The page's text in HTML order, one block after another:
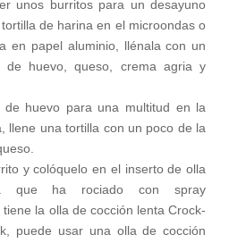
unos burritos para un desayuno
de harina en el microondas o
en papel aluminio, llénala con un
de huevo, queso, crema agria y
de huevo para una multitud en la
llene una tortilla con un poco de la
y colóquelo en el inserto de olla
que ha rociado con spray
la olla de cocción lenta Crock-
puede usar una olla de cocción